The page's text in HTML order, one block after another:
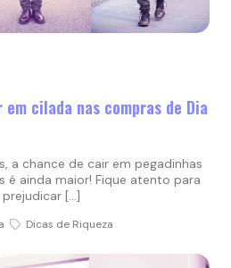
cilada nas compras de Dia
a chance de cair em pegadinhas
é ainda maior! Fique atento para
[…]
Dicas de Riqueza